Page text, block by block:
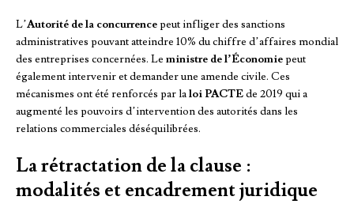
L’Autorité de la concurrencepeut infliger des sanctions
administratives pouvant atteindre 10% du chiffre d’affaires mondial
des entreprises concernées. Le ministre de l’Économiepeut
également intervenir et demander une amende civile. Ces
mécanismes ont été renforcés par laloi PACTEde 2019 qui a
augmenté les pouvoirs d’intervention des autorités dans les
relations commerciales déséquilibrées.
La rétractation de la clause :
modalités et encadrement juridique